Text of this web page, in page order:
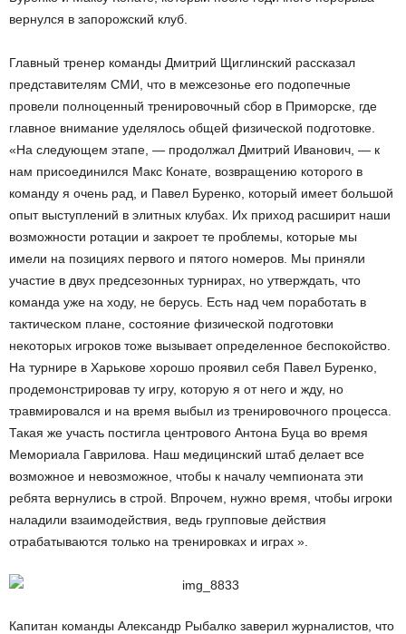
вернулся в запорожский клуб.
Главный тренер команды Дмитрий Щиглинский рассказал
представителям СМИ, что в межсезонье его подопечные
провели полноценный тренировочный сбор в Приморске, где
главное внимание уделялось общей физической подготовке.
«На следующем этапе, — продолжал Дмитрий Иванович, — к
нам присоединился Макс Конате, возвращению которого в
команду я очень рад, и Павел Буренко, который имеет большой
опыт выступлений в элитных клубах. Их приход расширит наши
возможности ротации и закроет те проблемы, которые мы
имели на позициях первого и пятого номеров. Мы приняли
участие в двух предсезонных турнирах, но утверждать, что
команда уже на ходу, не берусь. Есть над чем поработать в
тактическом плане, состояние физической подготовки
некоторых игроков тоже вызывает определенное беспокойство.
На турнире в Харькове хорошо проявил себя Павел Буренко,
продемонстрировав ту игру, которую я от него и жду, но
травмировался и на время выбыл из тренировочного процесса.
Такая же участь постигла центрового Антона Буца во время
Мемориала Гаврилова. Наш медицинский штаб делает все
возможное и невозможное, чтобы к началу чемпионата эти
ребята вернулись в строй. Впрочем, нужно время, чтобы игроки
наладили взаимодействия, ведь групповые действия
отрабатываются только на тренировках и играх ».
Капитан команды Александр Рыбалко заверил журналистов, что